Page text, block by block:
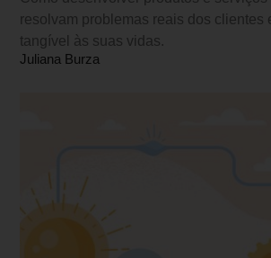
resolvam problemas reais dos clientes
tangível às suas vidas.
Juliana Burza